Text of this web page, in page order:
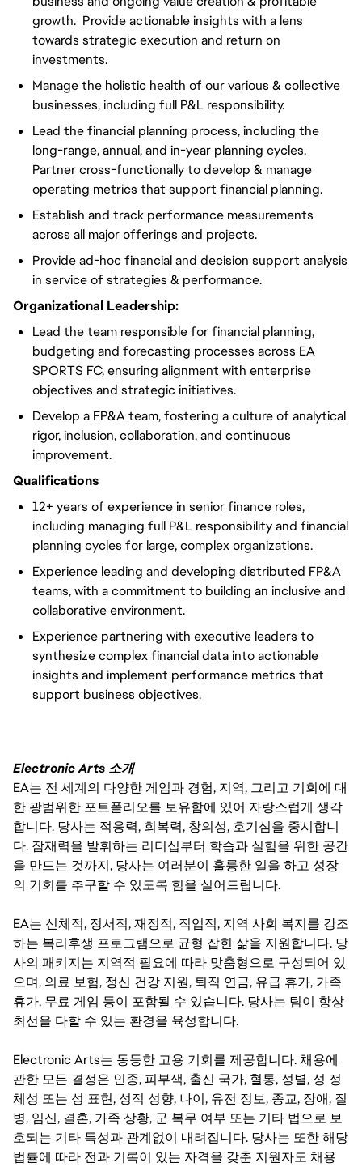
growth. Provide actionable insights with a lens
towards strategic execution and return on
investments.
Manage the holistic health of our various & collective
businesses, including full P&L responsibility.
Lead the financial planning process, including the
long-range, annual, and in-year planning cycles.
Partner cross-functionally to develop & manage
operating metrics that support financial planning.
Establish and track performance measurements
across all major offerings and projects.
Provide ad-hoc financial and decision support analysis
in service of strategies & performance.
Organizational Leadership:
Lead the team responsible for financial planning,
budgeting and forecasting processes across EA
SPORTS FC, ensuring alignment with enterprise
objectives and strategic initiatives.
Develop a FP&A team, fostering a culture of analytical
rigor, inclusion, collaboration, and continuous
improvement.
Qualifications
12+ years of experience in senior finance roles,
including managing full P&L responsibility and financial
planning cycles for large, complex organizations.
Experience leading and developing distributed FP&A
teams, with a commitment to building an inclusive and
collaborative environment.
Experience partnering with executive leaders to
synthesize complex financial data into actionable
insights and implement performance metrics that
support business objectives.
Electronic Arts 소개
EA는 전 세계의 다양한 게임과 경험, 지역, 그리고 기회에 대
한 광범위한 포트폴리오를 보유함에 있어 자랑스럽게 생각
합니다. 당사는 적응력, 회복력, 창의성, 호기심을 중시합니
다. 잠재력을 발휘하는 리더십부터 학습과 실험을 위한 공간
을 만드는 것까지, 당사는 여러분이 훌륭한 일을 하고 성장
의 기회를 추구할 수 있도록 힘을 실어드립니다.
EA는 신체적, 정서적, 재정적, 직업적, 지역 사회 복지를 강조
하는 복리후생 프로그램으로 균형 잡힌 삶을 지원합니다. 당
사의 패키지는 지역적 필요에 따라 맞춤형으로 구성되어 있
으며, 의료 보험, 정신 건강 지원, 퇴직 연금, 유급 휴가, 가족
휴가, 무료 게임 등이 포함될 수 있습니다. 당사는 팀이 항상
최선을 다할 수 있는 환경을 육성합니다.
Electronic Arts는 동등한 고용 기회를 제공합니다. 채용에
관한 모든 결정은 인종, 피부색, 출신 국가, 혈통, 성별, 성 정
체성 또는 성 표현, 성적 성향, 나이, 유전 정보, 종교, 장애, 질
병, 임신, 결혼, 가족 상황, 군 복무 여부 또는 기타 법으로 보
호되는 기타 특성과 관계없이 내려집니다. 당사는 또한 해당
법률에 따라 전과 기록이 있는 자격을 갖춘 지원자도 채용